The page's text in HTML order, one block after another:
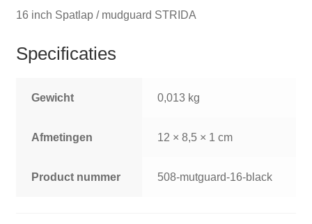
16 inch Spatlap / mudguard STRIDA
Specificaties
Gewicht 0,013 kg
Afmetingen 12 × 8,5 × 1 cm
Product nummer 508-mutguard-16-black